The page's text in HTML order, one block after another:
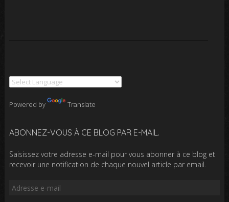
Powered by Translate
ABONNEZ-VOUS À CE BLOG PAR E-MAIL.
Saisissez votre adresse e-mail pour vous abonner à ce blog et
recevoir une notification de chaque nouvel article par email.
Adresse